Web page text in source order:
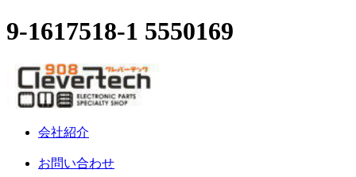
9-1617518-1 5550169
会社紹介
お問い合わせ